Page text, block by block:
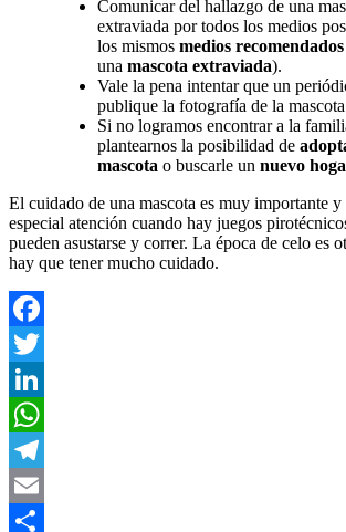
Comunicar del hallazgo de una
extraviada por todos los medios
los mismos medios recomendados
una mascota extraviada).
Vale la pena intentar que un
publique la fotografía de la
Si no logramos encontrar a la
plantearnos la posibilidad de
mascota o buscarle un nuevo
El cuidado de una mascota es muy importante
especial atención cuando hay juegos
pueden asustarse y correr. La época de celo es
hay que tener mucho cuidado.
Facebook
Twitter
LinkedIn
WhatsApp
Telegram
Email